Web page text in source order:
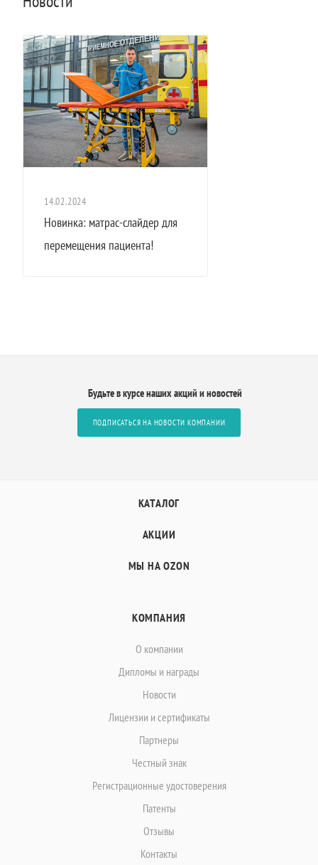
14.02.2024
Новинка: матрас-слайдер для
перемещения пациента!
Будьте в курсе наших акций и новостей
ПОДПИСАТЬСЯ НА НОВОСТИ КОМПАНИИ
КАТАЛОГ
АКЦИИ
МЫ НА OZON
КОМПАНИЯ
О компании
Дипломы и награды
Новости
Лицензии и сертификаты
Партнеры
Честный знак
Регистрационные удостоверения
Патенты
Отзывы
Контакты